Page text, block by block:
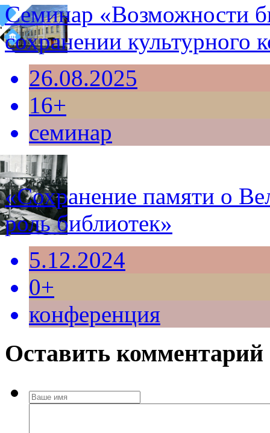
Семинар «Возможности
сохранении культурного
26.08.2025
16+
семинар
«Сохранение памяти о
роль библиотек»
5.12.2024
0+
конференция
Оставить комментарий